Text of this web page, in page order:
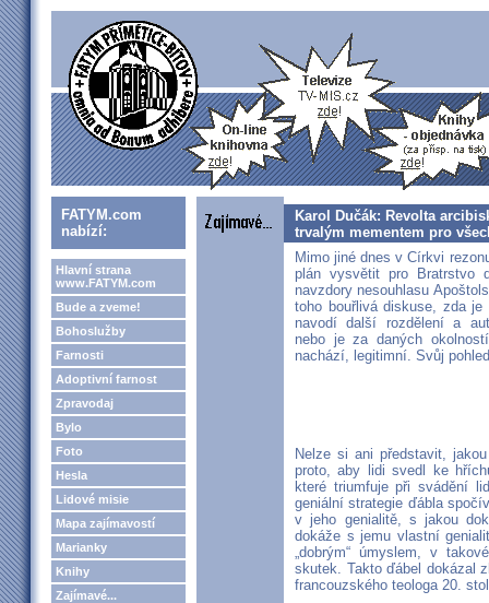
FATYM.com
nabízí:
Hlavní strana
www.FATYM.com
Bude a zveme!
Bohoslužby
Farnosti
Adoptivní farnost
Zpravodaj
Bylo
Foto
Hesla
Lidové misie
Mapa zajímavostí
Marianky
Knihy
Zajímavé...
Karol Dučák: Revolta
trvalým mementem pro
Mimo jiné dnes v Církvi
plán vysvětit pro Bratrstvo
navzdory nesouhlasu
toho bouřlivá diskuse, zda
navodí další rozdělení a
nebo je za daných
nachází, legitimní. Svůj
Nelze si ani představit,
proto, aby lidi svedl ke
které triumfuje při svádění
geniální strategie ďábla
v jeho genialitě, s jakou
dokáže s jemu vlastní
„dobrým“ úmyslem, v
skutek. Takto ďábel dokázal
francouzského teologa 20.